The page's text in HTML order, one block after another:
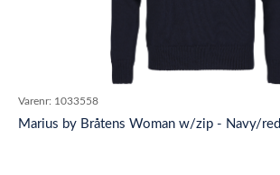
Varenr: 1033558
Marius by Bråtens Woman w/zip - Navy/